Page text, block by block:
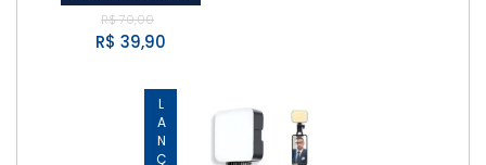
R$ 70,00
R$ 39,90